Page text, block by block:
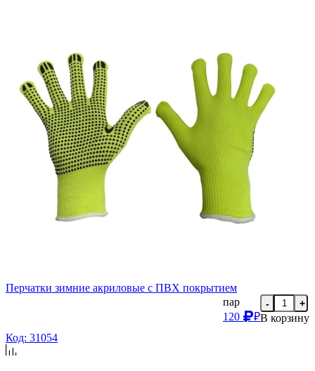
Перчатки зимние акриловые с ПВХ покрытием
пар
120
₽
- +
В корзину
Код: 31054